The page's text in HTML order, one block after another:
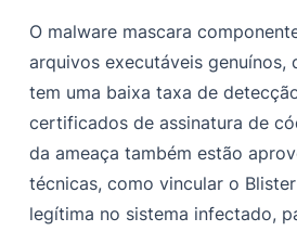
O malware mascara
arquivos executáveis genuínos,
tem uma baixa taxa de
certificados de assinatura de
da ameaça também estão
técnicas, como vincular o
legítima no sistema infectado,